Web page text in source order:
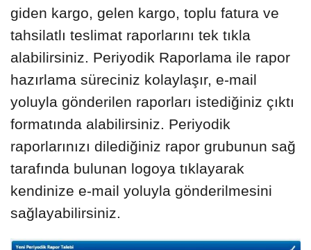
giden kargo, gelen kargo, toplu fatura ve
tahsilatlı teslimat raporlarını tek tıkla
alabilirsiniz. Periyodik Raporlama ile rapor
hazırlama süreciniz kolaylaşır, e-mail
yoluyla gönderilen raporları istediğiniz çıktı
formatında alabilirsiniz. Periyodik
raporlarınızı dilediğiniz rapor grubunun sağ
tarafında bulunan logoya tıklayarak
kendinize e-mail yoluyla gönderilmesini
sağlayabilirsiniz.